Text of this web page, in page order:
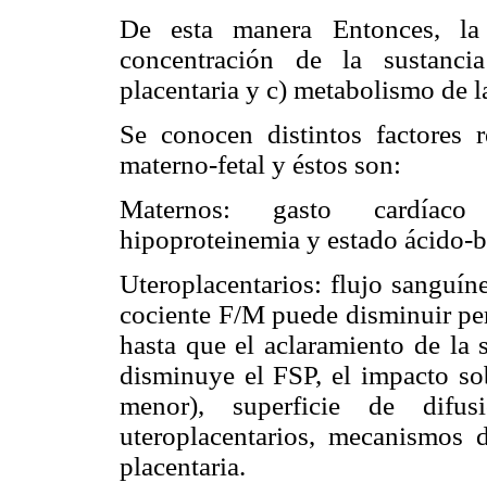
De esta manera Entonces,
concentración de la
placentaria y c) metabolismo de
Se conocen distintos factores
materno-fetal y éstos son:
Maternos: gasto cardíaco
hipoproteinemia y estado ácido-
Uteroplacentarios: flujo
cociente F/M puede disminuir
hasta que el aclaramiento de la
disminuye el FSP, el impacto
menor), superficie de
uteroplacentarios,
placentaria.